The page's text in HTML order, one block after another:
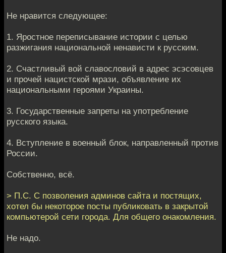
Не нравится следующее:
1. Яростное переписывание истории с целью
разжигания национальной ненависти к русским.
2. Счастливый вой славословий в адрес эсэсовцев
и прочей нацистской мрази, объявление их
национальными героями Украины.
3. Государственные запреты на употребление
русского языка.
4. Вступление в военный блок, направленный против
России.
Собственно, всё.
> П.С. С позволения админов сайта и постящих,
хотел бы некоторое посты публиковать в закрытой
компьютерой сети города. Для общего онакомления.
Не надо.